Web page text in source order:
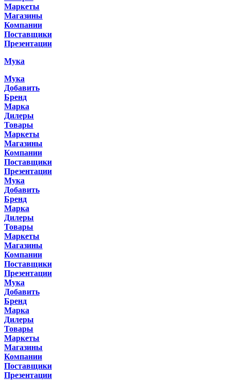
Маркеты
Магазины
Компании
Поставщики
Презентации
Мука
Мука
Добавить
Бренд
Марка
Дилеры
Товары
Маркеты
Магазины
Компании
Поставщики
Презентации
Мука
Добавить
Бренд
Марка
Дилеры
Товары
Маркеты
Магазины
Компании
Поставщики
Презентации
Мука
Добавить
Бренд
Марка
Дилеры
Товары
Маркеты
Магазины
Компании
Поставщики
Презентации